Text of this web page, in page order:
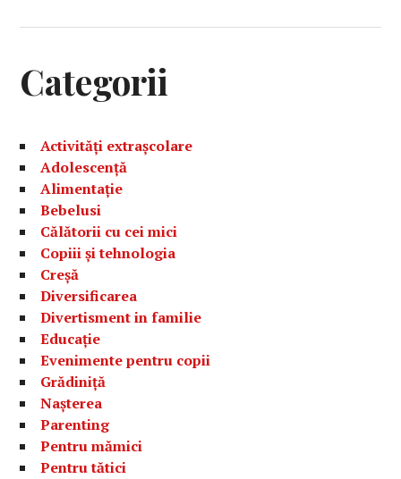
Categorii
Activități extrașcolare
Adolescență
Alimentație
Bebelusi
Călătorii cu cei mici
Copiii și tehnologia
Creșă
Diversificarea
Divertisment in familie
Educație
Evenimente pentru copii
Grădiniță
Nașterea
Parenting
Pentru mămici
Pentru tătici